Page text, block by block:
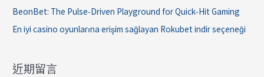
BeonBet: The Pulse‑Driven Playground for Quick‑Hit Gaming
En iyi casino oyunlarına erişim sağlayan Rokubet indir seçeneği
近期留言